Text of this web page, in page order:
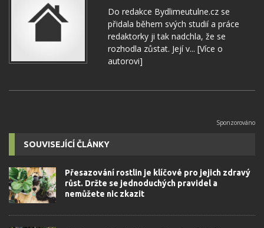
Do redakce Bydlimeutulne.cz se
přidala během svých studií a práce
redaktorky ji tak nadchla, že se
rozhodla zůstat. Její v... [Více o
autorovi]
SOUVISEJÍCÍ ČLÁNKY
Přesazování rostlin je klíčové pro jejich zdravý
růst. Držte se jednoduchých pravidel a
nemůžete nic zkazit